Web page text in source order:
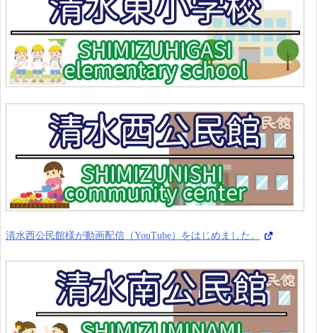
清水西公民館様が動画配信（YouTube）をはじめました。